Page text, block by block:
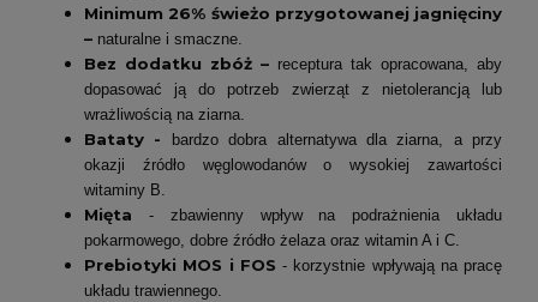
Minimum 26% świeżo przygotowanej jagnięciny
– naturalne i smaczne.
Bez dodatku zbóż – receptura tak opracowana, aby
dopasować ją do potrzeb zwierząt z nietolerancją lub
wrażliwością na ziarna.
Bataty - bardzo dobra alternatywa dla ziarna, a przy
okazji źródło węglowodanów o wysokiej zawartości
witaminy B.
Mięta - zbawienny wpływ na podrażnienia układu
pokarmowego, dobre źródło żelaza oraz witamin A i C.
Prebiotyki MOS i FOS - korzystnie wpływają na pracę
układu trawiennego.